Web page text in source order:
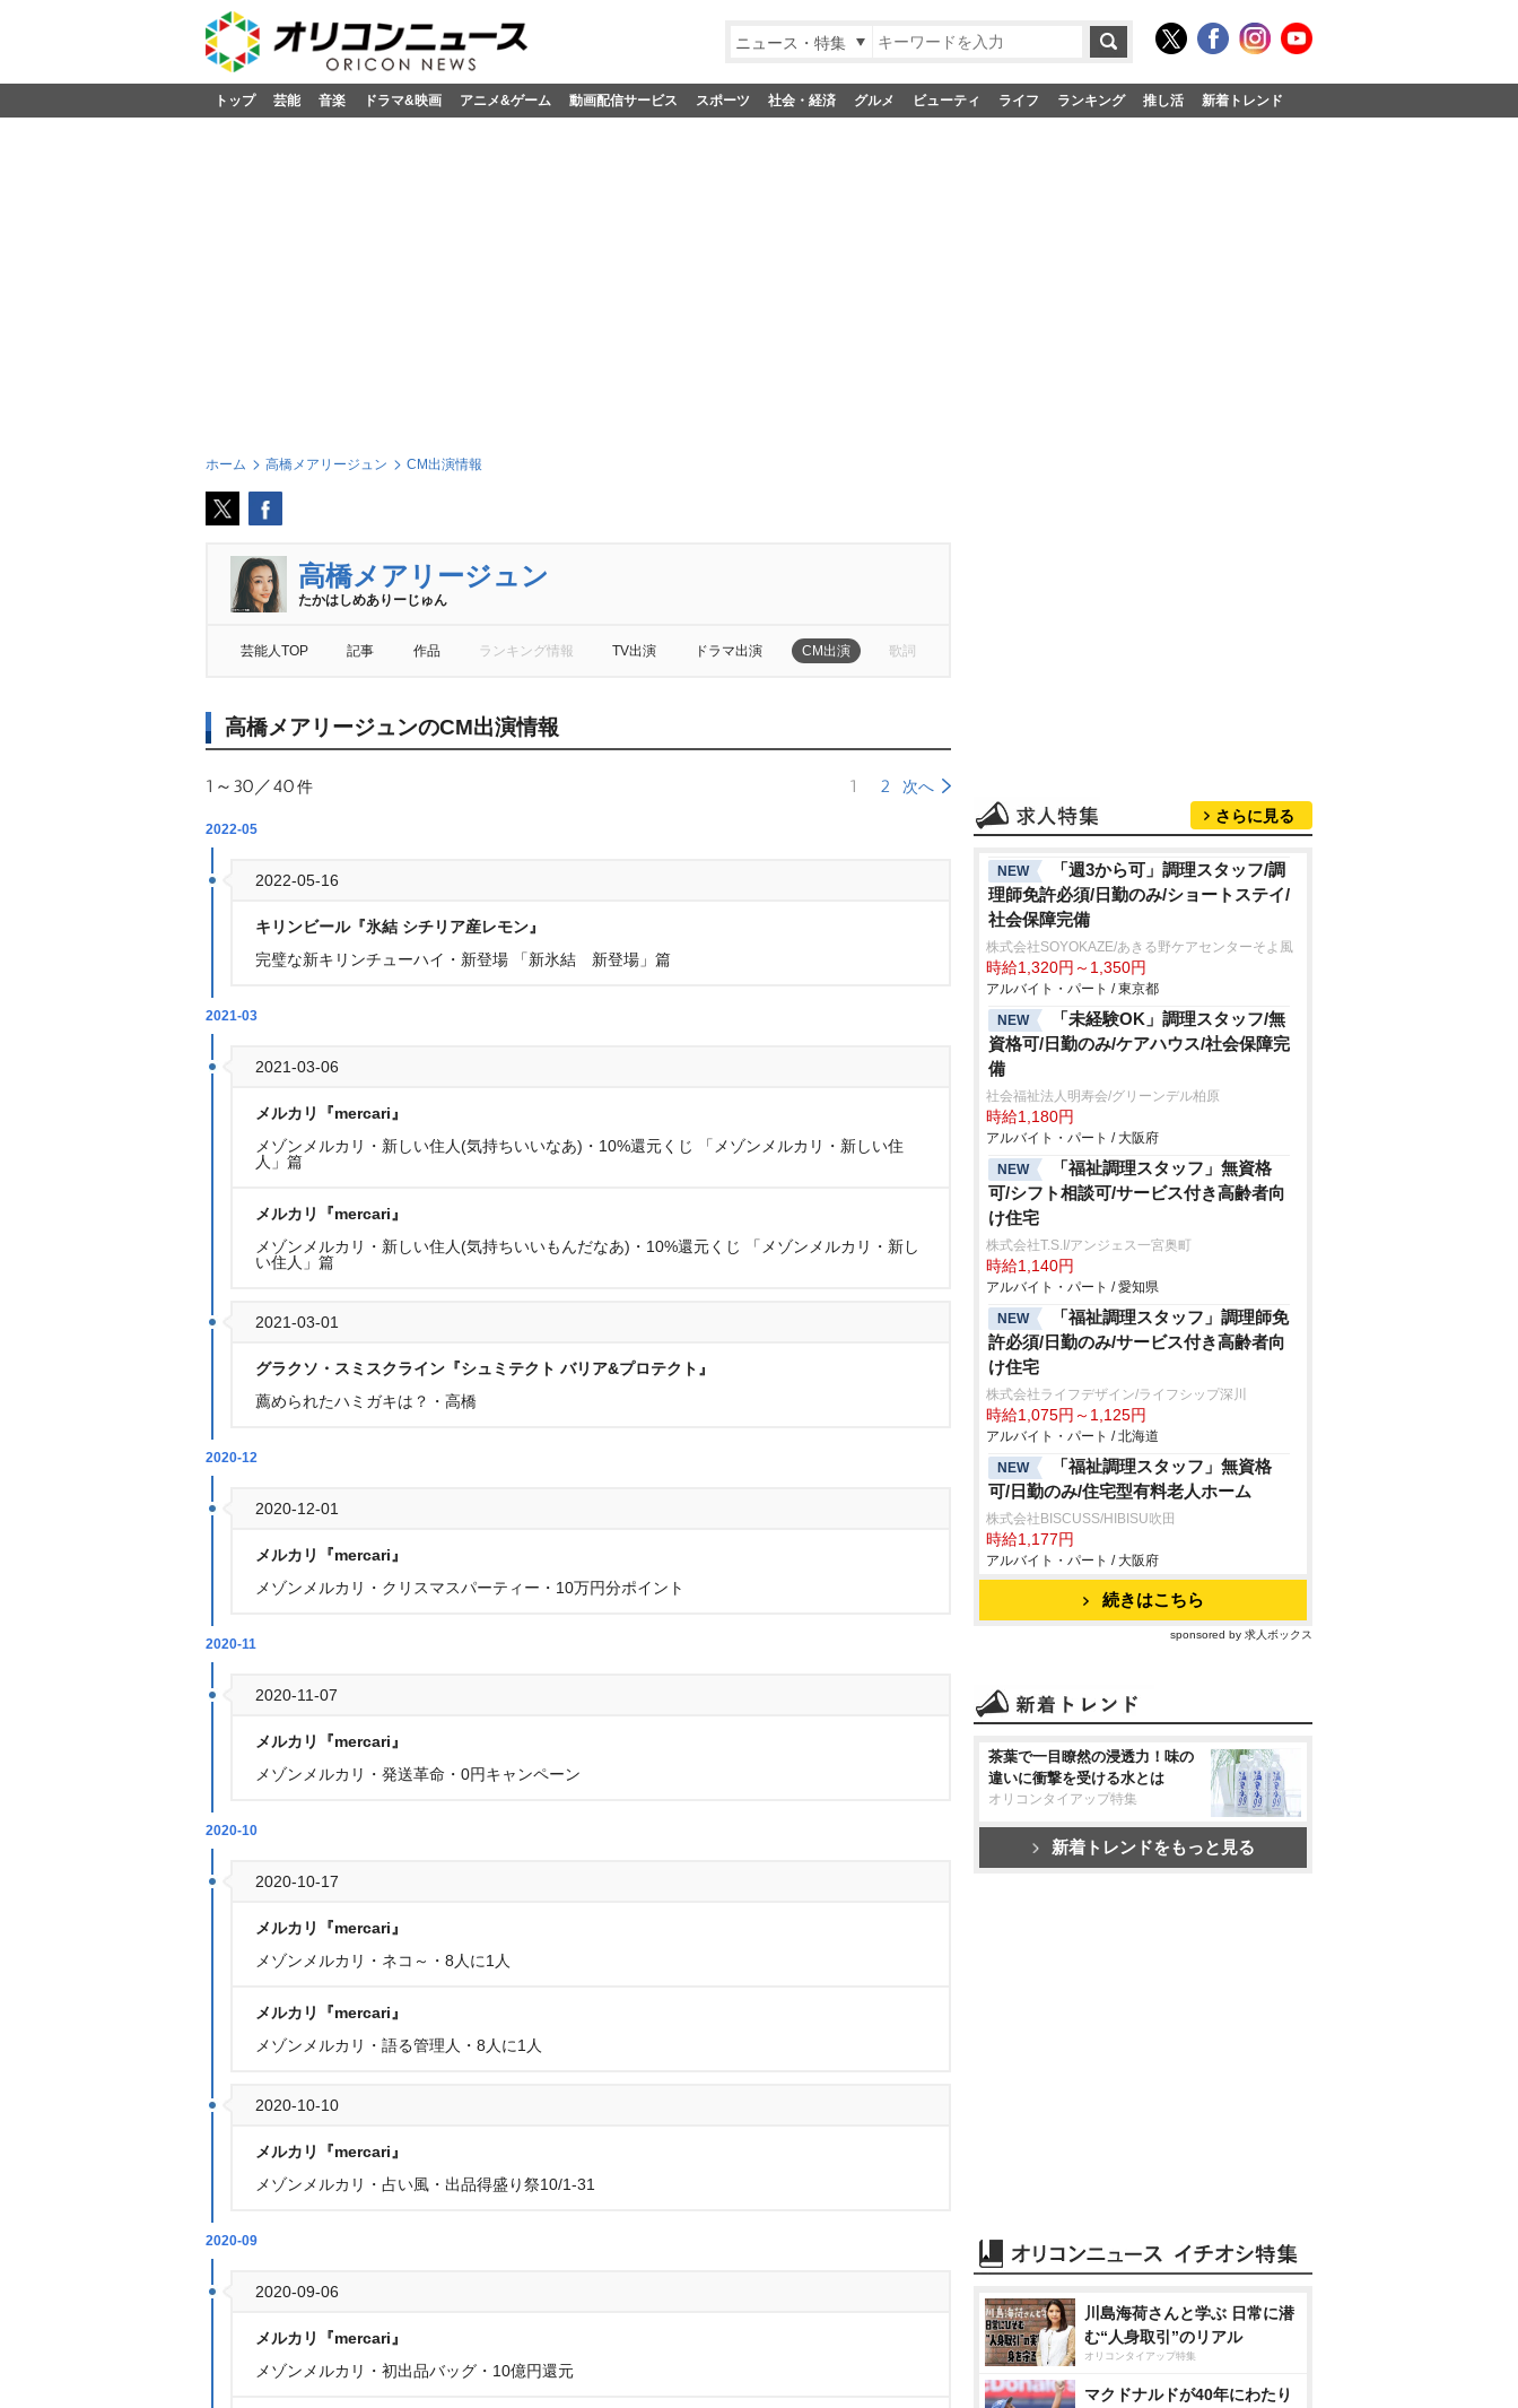
ニュース・特集
トップ 芸能 音楽 ドラマ&映画 アニメ&ゲーム 動画配信サービス スポーツ 社会・経済 グルメ ビューティ ライフ ランキング 推し活 新着トレンド
ホーム 高橋メアリージュン CM出演情報
高橋メアリージュン
たかはしめありーじゅん
芸能人TOP 記事 作品 ランキング情報 TV出演 ドラマ出演 CM出演 歌詞
高橋メアリージュンのCM出演情報
1～30／40件 1 2 次へ
2022-05
2022-05-16
キリンビール『氷結 シチリア産レモン』
完璧な新キリンチューハイ・新登場 「新氷結 新登場」篇
2021-03
2021-03-06
メルカリ『mercari』
メゾンメルカリ・新しい住人(気持ちいいなあ)・10%還元くじ 「メゾンメルカリ・新しい住
人」篇
メルカリ『mercari』
メゾンメルカリ・新しい住人(気持ちいいもんだなあ)・10%還元くじ 「メゾンメルカリ・新し
い住人」篇
2021-03-01
グラクソ・スミスクライン『シュミテクト バリア&プロテクト』
薦められたハミガキは？・高橋
2020-12
2020-12-01
メルカリ『mercari』
メゾンメルカリ・クリスマスパーティー・10万円分ポイント
2020-11
2020-11-07
メルカリ『mercari』
メゾンメルカリ・発送革命・0円キャンペーン
2020-10
2020-10-17
メルカリ『mercari』
メゾンメルカリ・ネコ～・8人に1人
メルカリ『mercari』
メゾンメルカリ・語る管理人・8人に1人
2020-10-10
メルカリ『mercari』
メゾンメルカリ・占い風・出品得盛り祭10/1-31
2020-09
2020-09-06
メルカリ『mercari』
メゾンメルカリ・初出品バッグ・10億円還元
さらに見る
NEW
「週3から可」調理スタッフ/調
理師免許必須/日勤のみ/ショートステイ/
社会保障完備
株式会社SOYOKAZE/あきる野ケアセンターそよ風
時給1,320円～1,350円
アルバイト・パート / 東京都
NEW
「未経験OK」調理スタッフ/無
資格可/日勤のみ/ケアハウス/社会保障完
備
社会福祉法人明寿会/グリーンデル柏原
時給1,180円
アルバイト・パート / 大阪府
NEW
「福祉調理スタッフ」無資格
可/シフト相談可/サービス付き高齢者向
け住宅
株式会社T.S.I/アンジェス一宮奥町
時給1,140円
アルバイト・パート / 愛知県
NEW
「福祉調理スタッフ」調理師免
許必須/日勤のみ/サービス付き高齢者向
け住宅
株式会社ライフデザイン/ライフシップ深川
時給1,075円～1,125円
アルバイト・パート / 北海道
NEW
「福祉調理スタッフ」無資格
可/日勤のみ/住宅型有料老人ホーム
株式会社BISCUSS/HIBISU吹田
時給1,177円
アルバイト・パート / 大阪府
続きはこちら
sponsored by 求人ボックス
茶葉で一目瞭然の浸透力！味の
違いに衝撃を受ける水とは
オリコンタイアップ特集
新着トレンドをもっと見る
川島海荷さんと学ぶ 日常に潜
む“人身取引”のリアル
オリコンタイアップ特集
マクドナルドが40年にわたり